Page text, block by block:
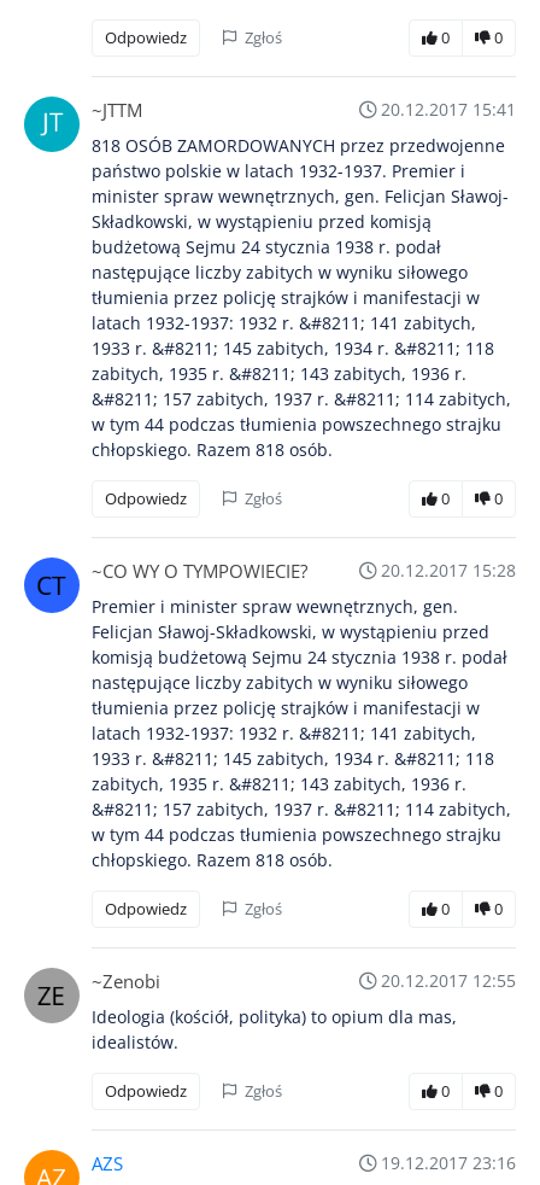
Odpowiedz Zgłoś 0 0
~JTTM
20.12.2017 15:41
818 OSÓB ZAMORDOWANYCH przez przedwojenne
państwo polskie w latach 1932-1937. Premier i
minister spraw wewnętrznych, gen. Felicjan Sławoj-
Składkowski, w wystąpieniu przed komisją
budżetową Sejmu 24 stycznia 1938 r. podał
następujące liczby zabitych w wyniku siłowego
tłumienia przez policję strajków i manifestacji w
latach 1932-1937: 1932 r. &#8211; 141 zabitych,
1933 r. &#8211; 145 zabitych, 1934 r. &#8211; 118
zabitych, 1935 r. &#8211; 143 zabitych, 1936 r.
&#8211; 157 zabitych, 1937 r. &#8211; 114 zabitych,
w tym 44 podczas tłumienia powszechnego strajku
chłopskiego. Razem 818 osób.
Odpowiedz Zgłoś 0 0
~CO WY O TYMPOWIECIE?
20.12.2017 15:28
Premier i minister spraw wewnętrznych, gen.
Felicjan Sławoj-Składkowski, w wystąpieniu przed
komisją budżetową Sejmu 24 stycznia 1938 r. podał
następujące liczby zabitych w wyniku siłowego
tłumienia przez policję strajków i manifestacji w
latach 1932-1937: 1932 r. &#8211; 141 zabitych,
1933 r. &#8211; 145 zabitych, 1934 r. &#8211; 118
zabitych, 1935 r. &#8211; 143 zabitych, 1936 r.
&#8211; 157 zabitych, 1937 r. &#8211; 114 zabitych,
w tym 44 podczas tłumienia powszechnego strajku
chłopskiego. Razem 818 osób.
Odpowiedz Zgłoś 0 0
~Zenobi
20.12.2017 12:55
Ideologia (kościół, polityka) to opium dla mas,
idealistów.
Odpowiedz Zgłoś 0 0
AZS
19.12.2017 23:16